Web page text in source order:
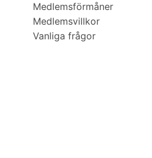
Medlemsförmåner
Medlemsvillkor
Vanliga frågor